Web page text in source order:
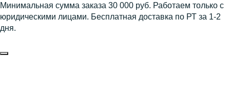
Минимальная сумма заказа 30 000 руб. Работаем только с
юридическими лицами. Бесплатная доставка по РТ за 1-2
дня.